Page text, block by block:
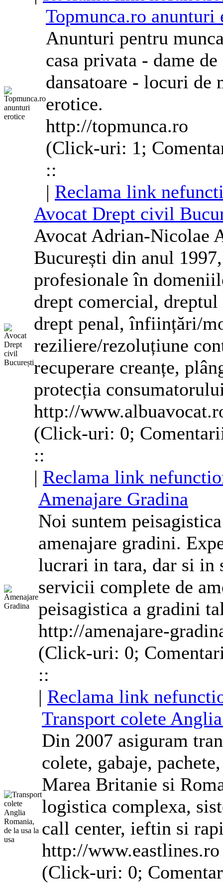
Topmunca.ro anunturi
Anunturi pentru
casa privata - dame
dansatoare - locuri de
erotice.
http://topmunca.ro
(Click-uri: 1;
::
| Reclama link
Avocat Drept civil
Avocat Adrian-Nicolae
București din anul
profesionale în
drept comercial,
drept penal, înființări/
reziliere/rezoluțiune
recuperare creanțe,
protecția
http://
(Click-uri: 0;
::
| Reclama link
Amenajare Gradina
Noi suntem
amenajare gradini.
lucrari in tara, dar si in
servicii complete de
peisagistica a gradini
http://amenajare-
(Click-uri: 0;
::
| Reclama link
Transport colete Anglia
Din 2007 asiguram
colete, gabaje,
Marea Britanie si
logistica complexa,
call center, ieftin si
http://www.eastlines.ro
(Click-uri: 0;